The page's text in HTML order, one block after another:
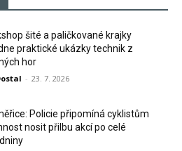
šité a paličkované krajky
praktické ukázky technik z
hor
- 23. 7. 2026
Policie připomíná cyklistům
nosit přilbu akcí po celé